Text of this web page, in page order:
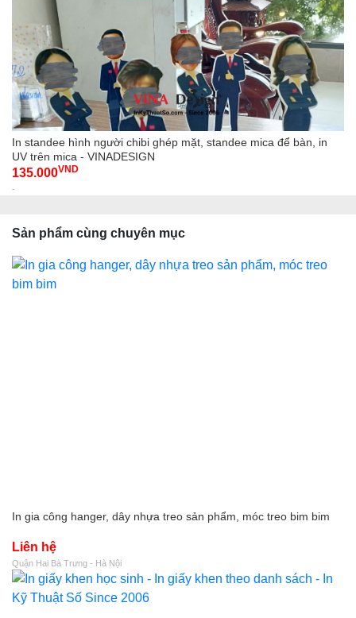
In standee hình người chibi ghép mặt, standee mica để bàn, in
UV trên mica - VINADESIGN
135.000VND
-
Sản phẩm cùng chuyên mục
In gia công hanger, dây nhựa treo sản phẩm, móc treo bim bim
Liên hệ
Quận Hai Bà Trưng - Hà Nội